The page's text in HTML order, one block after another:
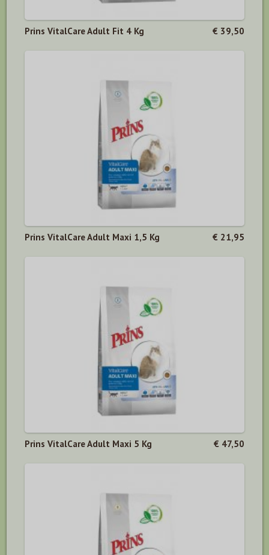
Prins VitalCare Adult Fit 4 Kg € 39,50
Prins VitalCare Adult Maxi 1,5 Kg € 21,95
Prins VitalCare Adult Maxi 5 Kg € 47,50